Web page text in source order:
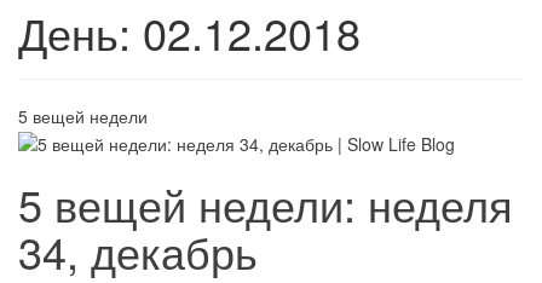
День: 02.12.2018
5 вещей недели
5 вещей недели: неделя
34, декабрь